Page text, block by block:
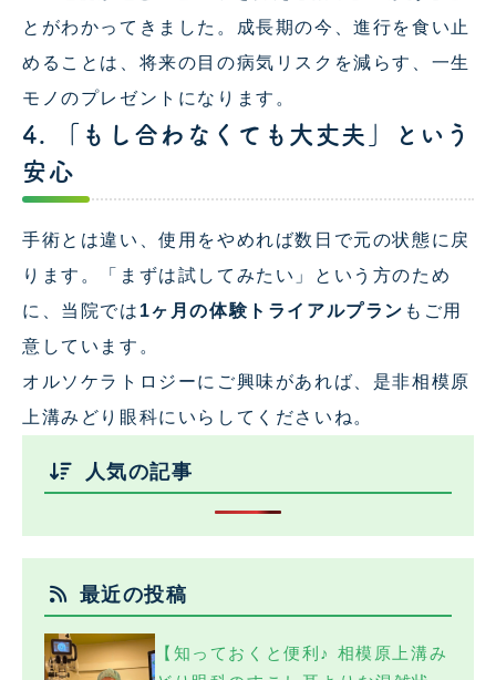
とがわかってきました。成長期の今、進行を食い止
めることは、将来の目の病気リスクを減らす、一生
モノのプレゼントになります。
4. 「もし合わなくても大丈夫」という
安心
手術とは違い、使用をやめれば数日で元の状態に戻
ります。「まずは試してみたい」という方のため
に、当院では 1ヶ月の体験トライアルプラン もご用
意しています。
オルソケラトロジーにご興味があれば、是非相模原
上溝みどり眼科にいらしてくださいね。
人気の記事
最近の投稿
【知っておくと便利♪ 相模原上溝み